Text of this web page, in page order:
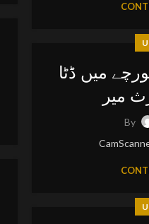
میں ڈٹا
میر
By